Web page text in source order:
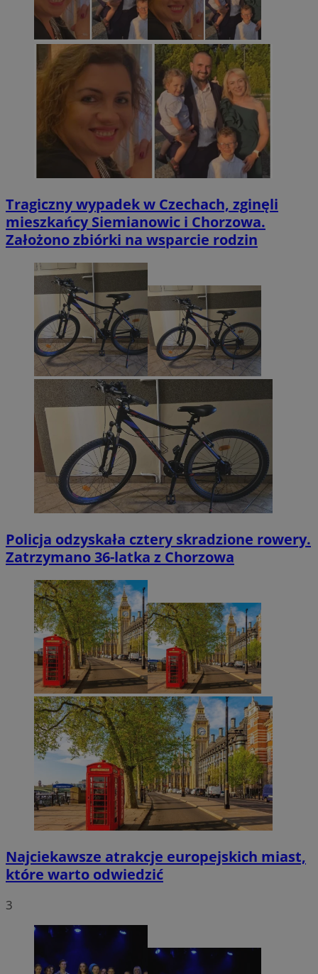
Tragiczny wypadek w Czechach, zginęli
mieszkańcy Siemianowic i Chorzowa.
Założono zbiórki na wsparcie rodzin
Policja odzyskała cztery skradzione rowery.
Zatrzymano 36-latka z Chorzowa
Najciekawsze atrakcje europejskich miast,
które warto odwiedzić
3